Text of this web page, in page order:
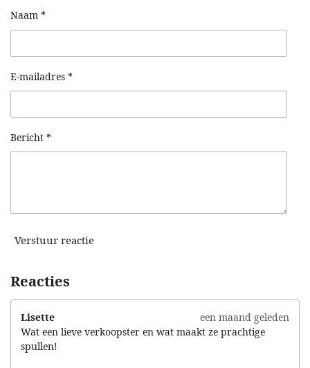
Naam *
E-mailadres *
Bericht *
Verstuur reactie
Reacties
Lisette
een maand geleden
Wat een lieve verkoopster en wat maakt ze prachtige
spullen!